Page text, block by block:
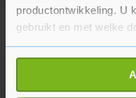
productontwikkeling. U
gebruikt en met welke
Als u het toestaat,
Informatie